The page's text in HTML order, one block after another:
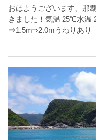
おはようございます、那
きました！気温 25℃水
⇒1.5m⇒2.0mうねりあり